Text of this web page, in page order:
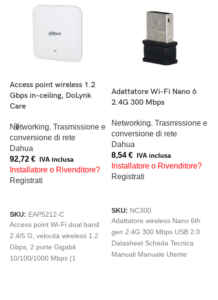
Access point wireless 1.2
Gbps in-ceiling, DoLynk
Care
Networking, Trasmissione e
conversione di rete
Dahua
92,72 € IVA inclusa
Installatore o Rivenditore?
Registrati
SKU: EAP5212-C
Access point Wi-Fi dual band
2.4/5 G, velocità wireless 1.2
Gbps, 2 porte Gigabit
10/100/1000 Mbps (1
Adattatore Wi-Fi Nano 6
2.4G 300 Mbps
Networking, Trasmissione e
conversione di rete
Dahua
8,54 € IVA inclusa
Installatore o Rivenditore?
Registrati
SKU: NC300
Adattatore wireless Nano 6th
gen 2.4G 300 Mbps USB 2.0
Datasheet Scheda Tecnica
Manuali Manuale Utente